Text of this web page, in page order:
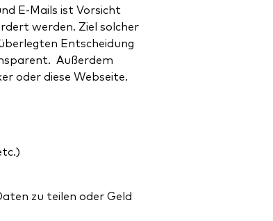
E-Mails ist Vorsicht
werden. Ziel solcher
Entscheidung
Außerdem
oder diese Webseite.
zu teilen oder Geld